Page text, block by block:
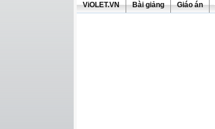
ViOLET.VN Bài giảng Giáo án